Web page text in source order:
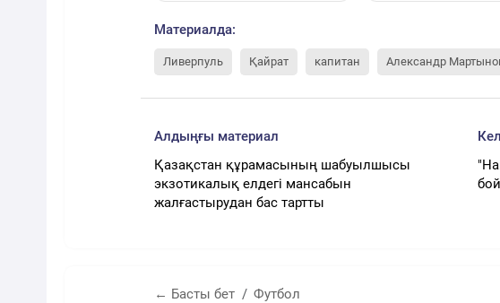
Материалда:
Ливерпуль Қайрат капитан Александр
Алдыңғы материал
Қазақстан құрамасының шабуылшысы
экзотикалық елдегі мансабын
жалғастырудан бас тартты
← Басты бет Футбол